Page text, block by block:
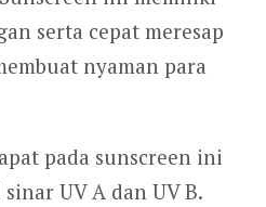
serta cepat meresap
nyaman para
pada sunscreen ini
UV A dan UV B.